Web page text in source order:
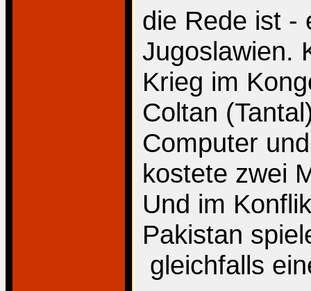
die Rede ist -
Jugoslawien.
Krieg im
Coltan
Computer
kostete zwei
Und im
Pakistan
gleichfalls